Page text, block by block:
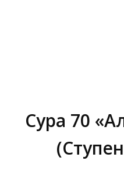
Сура 70